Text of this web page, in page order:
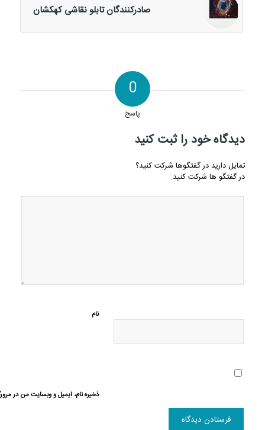
صادرکنندگان تابلو نقاشی کهکشان
0
پاسخ
دیدگاه خود را ثبت کنید
تمایل دارید در گفتگوها شرکت کنید؟
در گفتگو ها شرکت کنید.
نام
ذخیره نام، ایمیل و وبسایت من در